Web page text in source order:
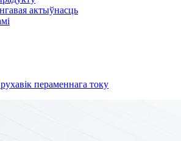
актыўнасць
пераменнага току